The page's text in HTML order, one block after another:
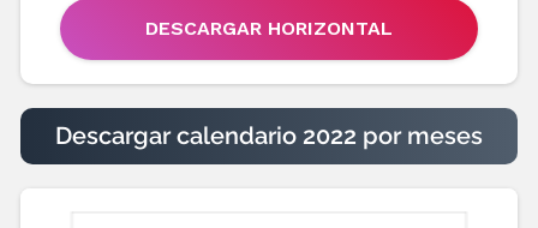
DESCARGAR HORIZONTAL
Descargar calendario 2022 por meses